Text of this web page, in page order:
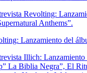
Lanzamiento del